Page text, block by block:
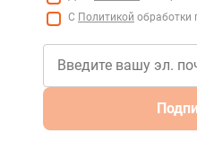
С Политикой обработки